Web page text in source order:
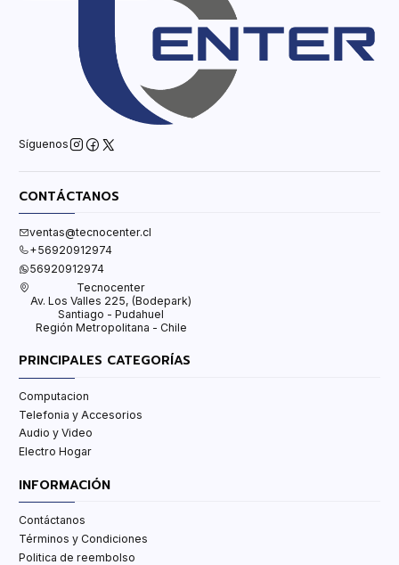
Síguenos
CONTÁCTANOS
ventas@tecnocenter.cl
+56920912974
56920912974
Tecnocenter
Av. Los Valles 225, (Bodepark)
Santiago - Pudahuel
Región Metropolitana - Chile
PRINCIPALES CATEGORÍAS
Computacion
Telefonia y Accesorios
Audio y Video
Electro Hogar
INFORMACIÓN
Contáctanos
Términos y Condiciones
Politica de reembolso